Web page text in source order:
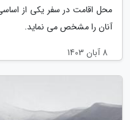
محل اقامت در سفر یکی از
آنان را مشخص می نماید.
8 آبان 1403